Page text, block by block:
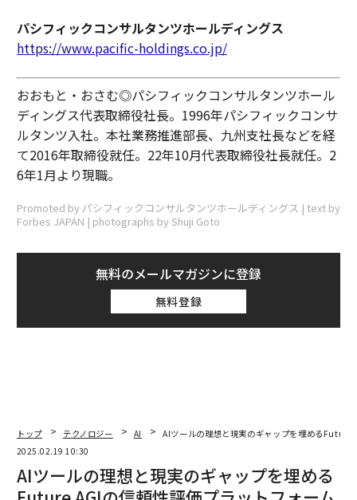
パシフィックコンサルタンツホールディングス
https://www.pacific-holdings.co.jp/
おおもと・おさむ◎パシフィックコンサルタンツホール
ディングス代表取締役社長。1996年パシフィックコンサ
ルタンツ入社。本社業務推進部長、九州支社長などを経
て2016年取締役就任。22年10月代表取締役社長就任。2
6年1月より現職。
Promoted by パシフィックコンサルタンツホールディングス | text by
Forbes JAPAN | photographs by Shuji Goto
無料のメールマガジンに登録
無料登録
トップ テクノロジー AI
AIツールの理想と現実のギャップを埋めるFuture
2025.02.19 10:30
AIツールの理想と現実のギャップを埋める